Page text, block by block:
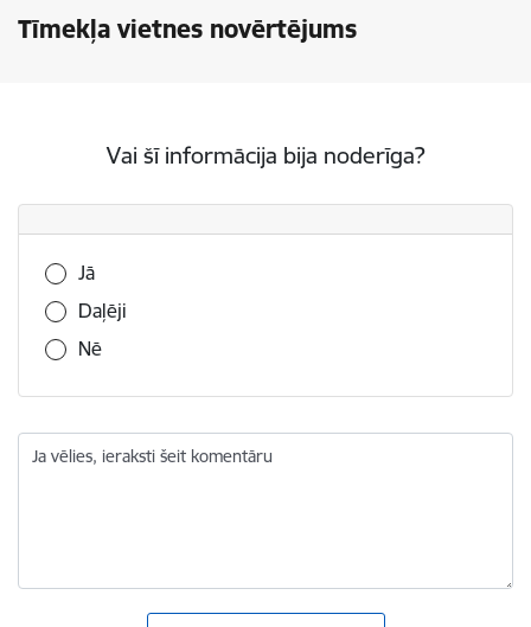
Tīmekļa vietnes novērtējums
Vai šī informācija bija noderīga?
Vai šī informācija bija noderīga?
Jā
Daļēji
Nē
Ja vēlies, ieraksti šeit komentāru